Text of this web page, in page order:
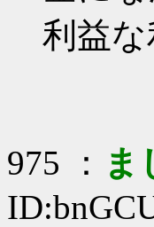
利益な
975 ： ま